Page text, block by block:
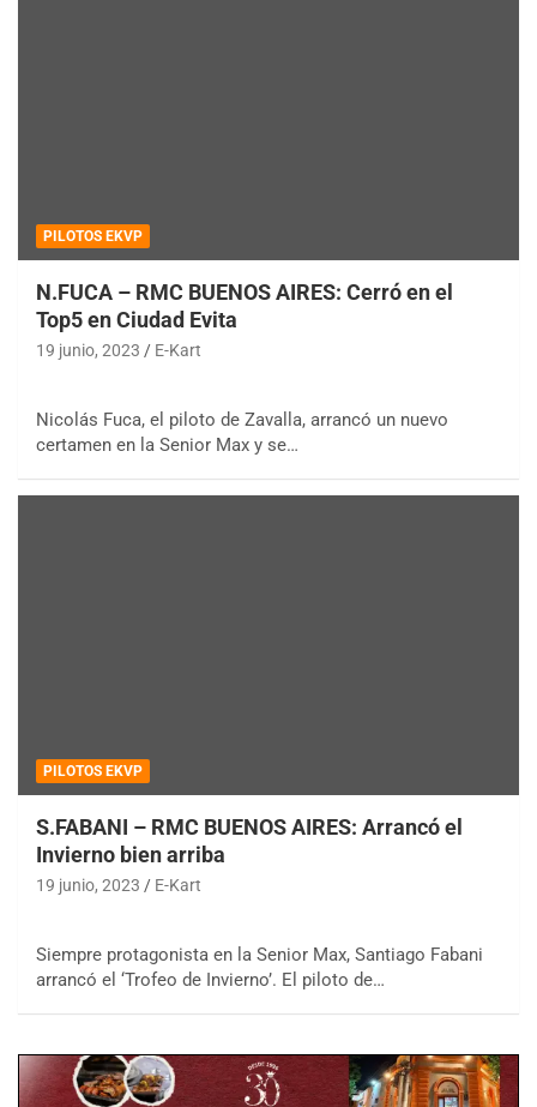
PILOTOS EKVP
N.FUCA – RMC BUENOS AIRES: Cerró en el
Top5 en Ciudad Evita
19 junio, 2023 E-Kart
Nicolás Fuca, el piloto de Zavalla, arrancó un nuevo
certamen en la Senior Max y se…
PILOTOS EKVP
S.FABANI – RMC BUENOS AIRES: Arrancó el
Invierno bien arriba
19 junio, 2023 E-Kart
Siempre protagonista en la Senior Max, Santiago Fabani
arrancó el ‘Trofeo de Invierno’. El piloto de…